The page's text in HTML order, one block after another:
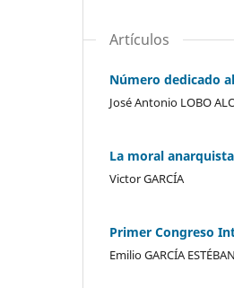
Artículos
Número dedicado
José Antonio LOBO
La moral
Victor GARCÍA
Primer Congreso
Emilio GARCÍA